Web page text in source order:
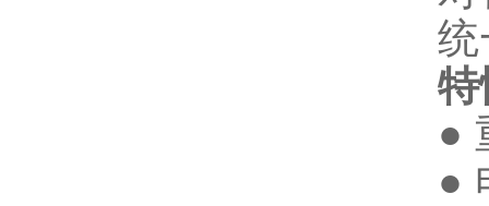
统
特
●
●